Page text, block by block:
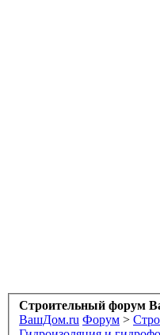
Строительный форум
ВашДом.ru Форум >